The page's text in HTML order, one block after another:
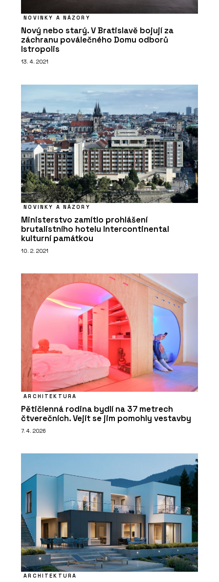
NOVINKY A NÁZORY
Nový nebo starý. V Bratislavě bojují za
záchranu poválečného Domu odborů
Istropolis
13. 4. 2021
NOVINKY A NÁZORY
Ministerstvo zamítlo prohlášení
brutalistního hotelu Intercontinental
kulturní památkou
10. 2. 2021
ARCHITEKTURA
Pětičlenná rodina bydlí na 37 metrech
čtverečních. Vejít se jim pomohly vestavby
7. 4. 2026
ARCHITEKTURA